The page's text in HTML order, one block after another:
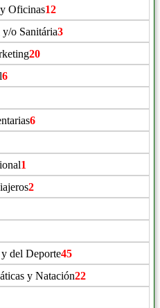
Oficinas12
o Sanitária3
20
6
6
1
2
del Deporte45
y Natación22